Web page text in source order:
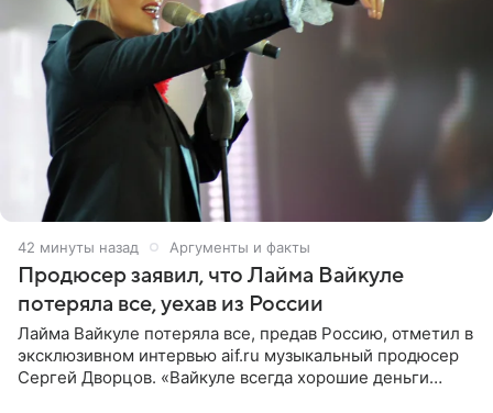
42 минуты назад Аргументы и факты
Продюсер заявил, что Лайма Вайкуле
потеряла все, уехав из России
Лайма Вайкуле потеряла все, предав Россию, отметил в
эксклюзивном интервью aif.ru музыкальный продюсер
Сергей Дворцов. «Вайкуле всегда хорошие деньги